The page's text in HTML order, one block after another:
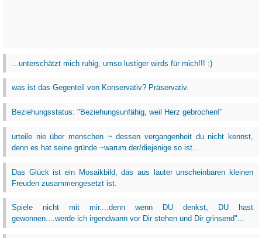
...unterschätzt mich ruhig, umso lustiger wirds für mich!!! :)
was ist das Gegenteil von Konservativ? Präservativ.
Beziehungsstatus: "Beziehungsunfähig, weil Herz gebrochen!"
urteile nie über menschen ~ dessen vergangenheit du nicht kennst,
denn es hat seine gründe ~warum der/diejenige so ist...
Das Glück ist ein Mosaikbild, das aus lauter unscheinbaren kleinen
Freuden zusammengesetzt ist.
Spiele nicht mit mir....denn wenn DU denkst, DU hast
gewonnen....werde ich irgendwann vor Dir stehen und Dir grinsend"...